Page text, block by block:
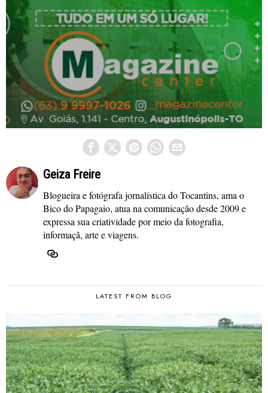
Geiza Freire
Blogueira e fotógrafa jornalística do Tocantins, ama o
Bico do Papagaio, atua na comunicação desde 2009 e
expressa sua criatividade por meio da fotografia,
informaçã, arte e viagens.
LATEST FROM BLOG